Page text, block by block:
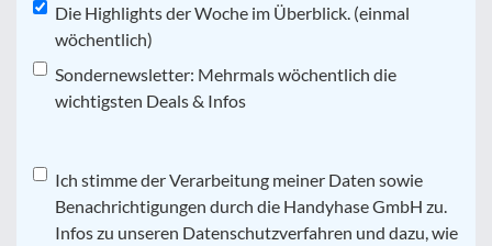
Die Highlights der Woche im Überblick. (einmal
wöchentlich)
Sondernewsletter: Mehrmals wöchentlich die
wichtigsten Deals & Infos
Datenschutz*
Ich stimme der Verarbeitung meiner Daten sowie
Benachrichtigungen durch die Handyhase GmbH zu.
Infos zu unseren Datenschutzverfahren und dazu, wie